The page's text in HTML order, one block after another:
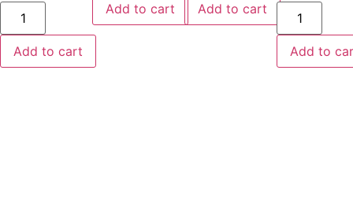
Add to cart
Add to cart Add to cart
Add to